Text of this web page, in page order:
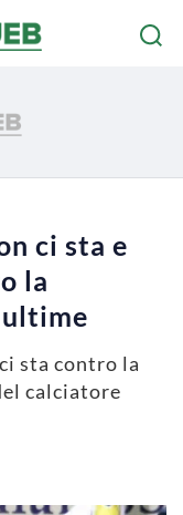
ci sta e
la
sta contro la
calciatore